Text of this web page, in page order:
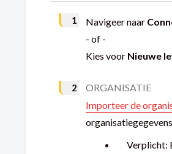
Navigeer naar
- of -
Kies voor Nieuwe
ORGANISATIE
Importeer de
Verplicht: